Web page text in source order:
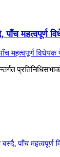
महत्वपूर्ण